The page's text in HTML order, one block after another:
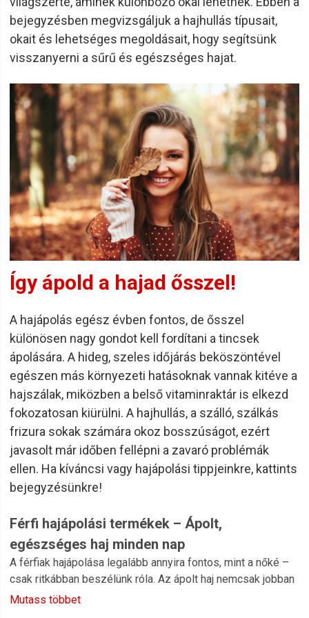
bejegyzésben megvizsgáljuk a hajhullás típusait,
okait és lehetséges megoldásait, hogy segítsünk
visszanyerni a sűrű és egészséges hajat.
Így ápold a hajad ősszel!
A hajápolás egész évben fontos, de ősszel
különösen nagy gondot kell fordítani a tincsek
ápolására. A hideg, szeles időjárás beköszöntével
egészen más környezeti hatásoknak vannak kitéve a
hajszálak, miközben a belső vitaminraktár is elkezd
fokozatosan kiürülni. A hajhullás, a szálló, szálkás
frizura sokak számára okoz bosszúságot, ezért
javasolt már időben fellépni a zavaró problémák
ellen. Ha kíváncsi vagy hajápolási tippjeinkre, kattints
bejegyzésünkre!
Férfi hajápolási termékek – Ápolt,
egészséges haj minden nap
A férfiak hajápolása legalább annyira fontos, mint a nőké –
csak ritkábban beszélünk róla. Az ápolt haj nemcsak jobban
néz ki, hanem könnyebben formázható, egészségesebb és
Mutass többet